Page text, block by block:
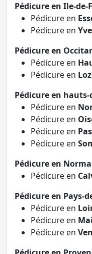
Pédicure en Ile-de-
Pédicure en
Pédicure en
Pédicure en
Pédicure en
Pédicure en
Pédicure en hauts-
Pédicure en
Pédicure en
Pédicure en
Pédicure en
Pédicure en
Pédicure en
Pédicure en Pays-
Pédicure en
Pédicure en
Pédicure en